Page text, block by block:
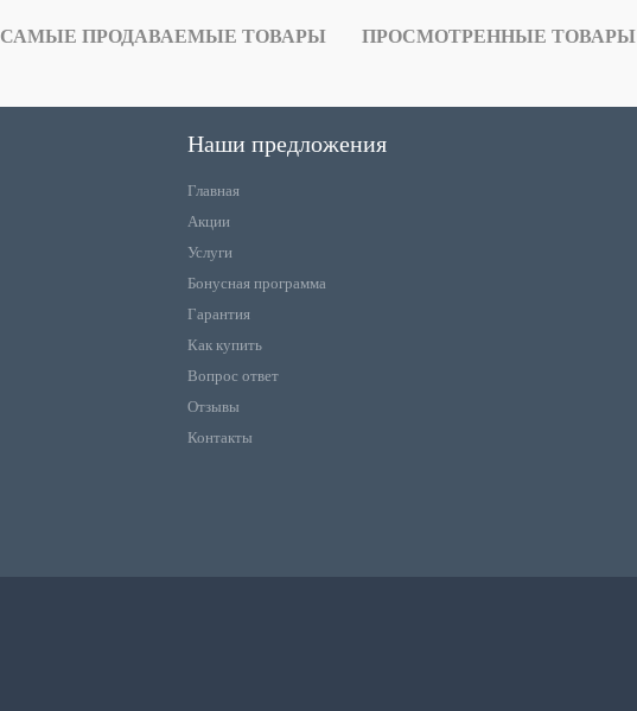
САМЫЕ ПРОДАВАЕМЫЕ ТОВАРЫ ПРОСМОТРЕННЫЕ ТОВАРЫ
Наши предложения
Главная
Акции
Услуги
Бонусная программа
Гарантия
Как купить
Вопрос ответ
Отзывы
Контакты